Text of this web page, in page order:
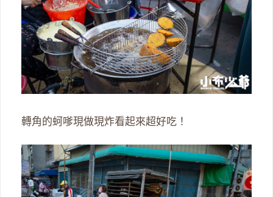
轉角的蚵嗲現做現炸看起來超好吃！